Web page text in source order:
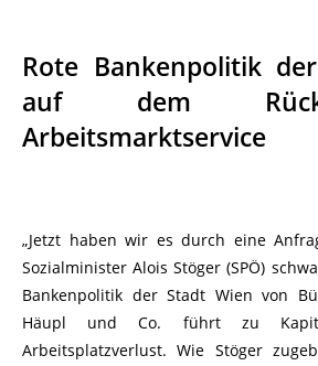
Rote Bankenpolitik
auf dem
Arbeitsmarktservice
„Jetzt haben wir es durch eine
Sozialminister Alois Stöger (SPÖ)
Bankenpolitik der Stadt Wien von
Häupl und Co. führt zu
Arbeitsplatzverlust. Wie Stöger